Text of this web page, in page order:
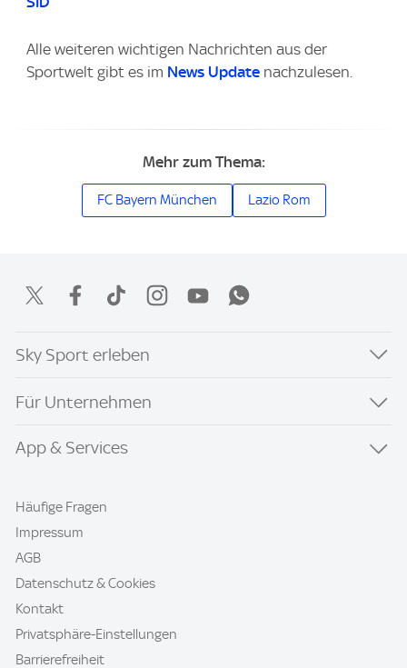
Alle weiteren wichtigen Nachrichten aus der
Sportwelt gibt es im News Update nachzulesen.
Mehr zum Thema:
FC Bayern München Lazio Rom
Sky Sport erleben
Für Unternehmen
App & Services
Häufige Fragen
Impressum
AGB
Datenschutz & Cookies
Kontakt
Privatsphäre-Einstellungen
Barrierefreiheit